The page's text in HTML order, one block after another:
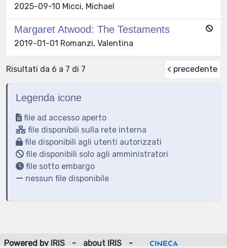
2025-09-10 Micci, Michael
Margaret Atwood: The Testaments
2019-01-01 Romanzi, Valentina
Risultati da 6 a 7 di 7 < precedente
Legenda icone
file ad accesso aperto
file disponibili sulla rete interna
file disponibili agli utenti autorizzati
file disponibili solo agli amministratori
file sotto embargo
nessun file disponibile
Powered by IRIS - about IRIS -